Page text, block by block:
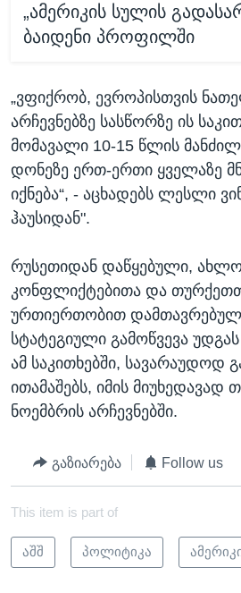
„ამერიკის სულის
ბაიდენი პროფილში
„ვფიქრობ, ევროპისთვის
არჩევნებზე სასწორზე ის
მომავალი 10-15 წლის
დონეზე ერთ-ერთი ყველაზე
იქნება“, - აცხადებს ლესლი
ჰაუსიდან".
რუსეთიდან დაწყებული,
კონფლიქტებითა და
ურთიერთობით
სტატეგიული გამოწვევა უდგას
ამ საკითხებში, სავარაუდოდ
ითამაშებს, იმის მიუხედავად
ნოემბრის არჩევნებში.
გაზიარება Follow us
This item is part of
აშშ პოლიტიკა